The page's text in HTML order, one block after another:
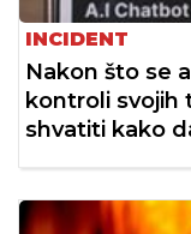
INCIDENT
Nakon što se
kontroli svojih
shvatiti kako